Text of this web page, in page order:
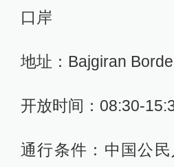
口岸
地址：Bajgiran
开放时间：08:30-
通行条件：中国公